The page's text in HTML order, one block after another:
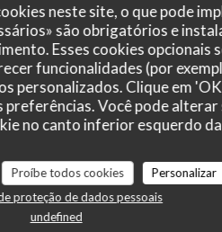
neste site, o que pode
são obrigatórios e
Esses cookies opcionais
funcionalidades (por
personalizados. Clique em
Você pode alterar
no canto inferior esquerdo
Proíbe todos cookies
Personalizar
proteção de dados pessoais
undefined